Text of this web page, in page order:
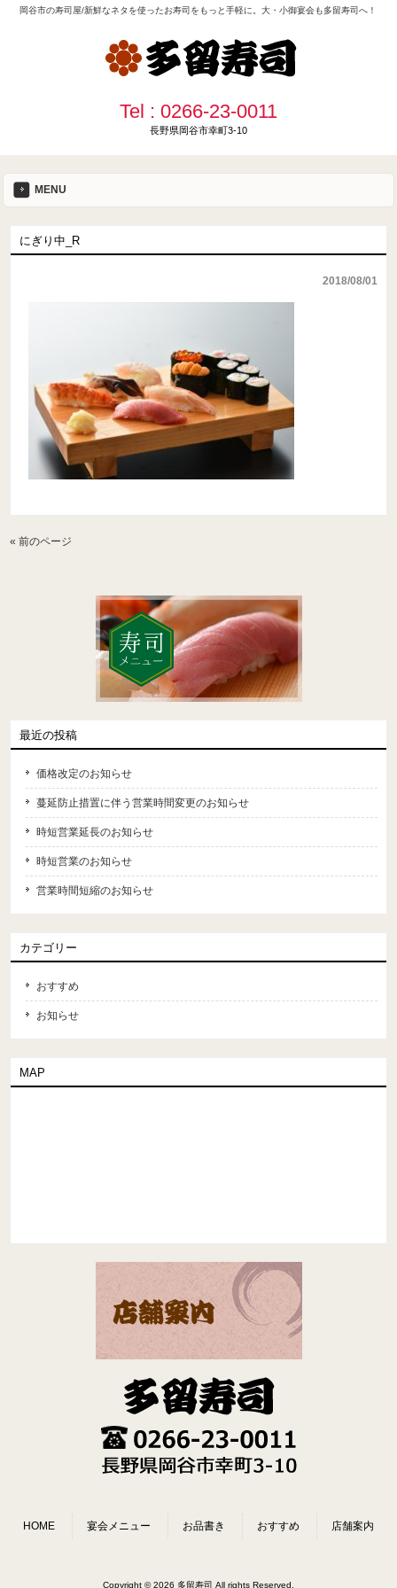
岡谷市の寿司屋/新鮮なネタを使ったお寿司をもっと手軽に。大・小御宴会も多留寿司へ！
Tel : 0266-23-0011
長野県岡谷市幸町3-10
MENU
にぎり中_R
2018/08/01
« 前のページ
最近の投稿
価格改定のお知らせ
蔓延防止措置に伴う営業時間変更のお知らせ
時短営業延長のお知らせ
時短営業のお知らせ
営業時間短縮のお知らせ
カテゴリー
おすすめ
お知らせ
MAP
HOME 宴会メニュー お品書き おすすめ 店舗案内
Copyright © 2026 多留寿司 All rights Reserved.